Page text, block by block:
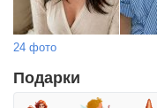
24 фото
Подарки